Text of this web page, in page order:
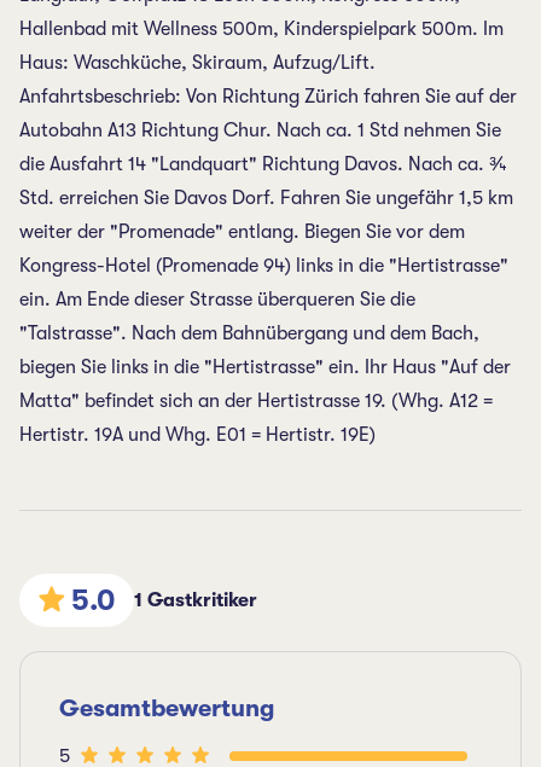
Hallenbad mit Wellness 500m, Kinderspielpark 500m. Im
Haus: Waschküche, Skiraum, Aufzug/Lift.
Anfahrtsbeschrieb: Von Richtung Zürich fahren Sie auf der
Autobahn A13 Richtung Chur. Nach ca. 1 Std nehmen Sie
die Ausfahrt 14 "Landquart" Richtung Davos. Nach ca. ¾
Std. erreichen Sie Davos Dorf. Fahren Sie ungefähr 1,5 km
weiter der "Promenade" entlang. Biegen Sie vor dem
Kongress-Hotel (Promenade 94) links in die "Hertistrasse"
ein. Am Ende dieser Strasse überqueren Sie die
"Talstrasse". Nach dem Bahnübergang und dem Bach,
biegen Sie links in die "Hertistrasse" ein. Ihr Haus "Auf der
Matta" befindet sich an der Hertistrasse 19. (Whg. A12 =
Hertistr. 19A und Whg. E01 = Hertistr. 19E)
5.0 1 Gastkritiker
Gesamtbewertung
5